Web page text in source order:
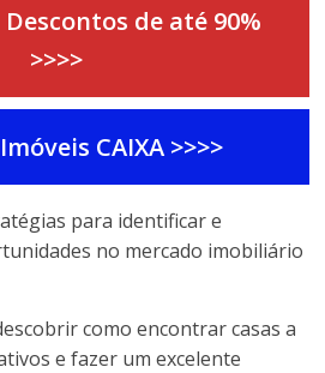
de até 90%
>>>>
CAIXA >>>>
para identificar e
no mercado imobiliário
como encontrar casas a
e fazer um excelente